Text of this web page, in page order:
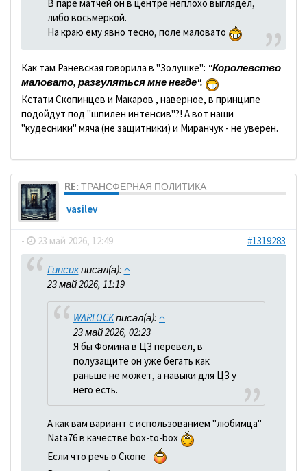
В паре матчей он в центре неплохо выглядел,
либо восьмёркой.
На краю ему явно тесно, поле маловато
Как там Раневская говорила в "Золушке": "Королевство
маловато, разгуляться мне негде".
Кстати Скопинцев и Макаров , наверное, в принципе
подойдут под "шпилен интенсив"?! А вот наши
"кудесники" мяча (не защитники) и Миранчук - не уверен.
RE: ТРАНСФЕРНАЯ ПОЛИТИКА
vasilev
- 23 май 2026, 12:49 #1319283
Гипсикписал(а): ↑
23 май 2026, 11:19
WARLOCKписал(а): ↑
23 май 2026, 02:23
Я бы Фомина в ЦЗ перевел, в
полузащите он уже бегать как
раньше не может, а навыки для ЦЗ у
него есть.
А как вам вариант с использованием "любимца"
Nata76 в качестве box-to-box
Если что речь о Скопе